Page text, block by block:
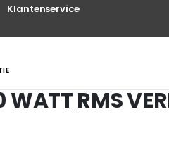
Klantenservice
RMS